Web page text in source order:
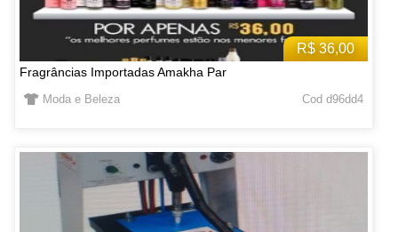
R$ 36,00
Fragrâncias Importadas Amakha Par
Moda e Beleza Cod d96dd4